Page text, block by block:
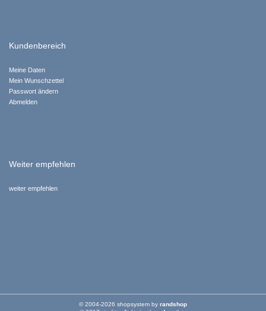
Kundenbereich
Meine Daten
Mein Wunschzettel
Passwort ändern
Abmelden
Weiter empfehlen
weiter empfehlen
© 2004-2026 shopsystem by randshop